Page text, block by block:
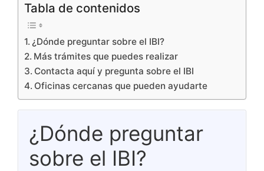
Tabla de contenidos
¿Dónde preguntar sobre el IBI?
Más trámites que puedes realizar
Contacta aquí y pregunta sobre el IBI
Oficinas cercanas que pueden ayudarte
¿Dónde preguntar
sobre el IBI?